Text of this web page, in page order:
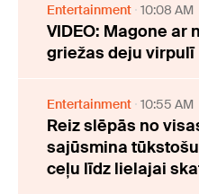
Entertainment 10:08 AM
VIDEO: Magone ar
griežas deju virpulī
Entertainment 10:55 AM
Reiz slēpās no
sajūsmina
ceļu līdz lielajai